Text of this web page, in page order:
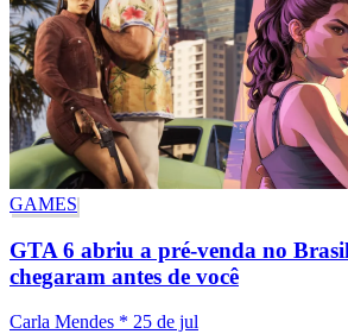
GAMES
GTA 6 abriu a pré-venda no
chegaram antes de você
Carla Mendes * 25 de jul